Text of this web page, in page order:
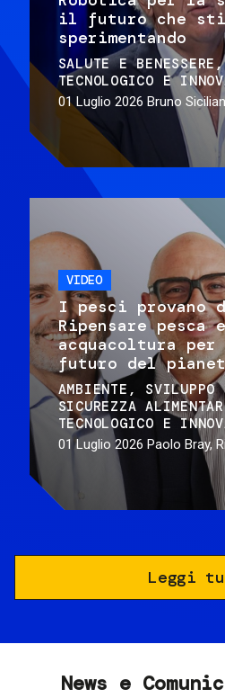
il futuro che
sperimentando
SALUTE E BENESSERE
TECNOLOGICO E
01 Luglio 2026 Bruno
VIDEO
I pesci provano
Ripensare pesca e
acquacoltura
futuro del
AMBIENTE
SVILUPPO
SICUREZZA
TECNOLOGICO E
01 Luglio 2026 Paolo Bray,
Leggi
News e